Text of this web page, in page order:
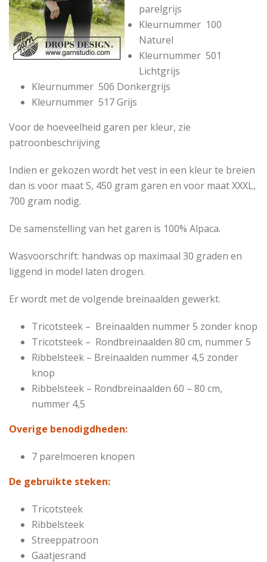
parelgrijs
Kleurnummer 100
Naturel
Kleurnummer 501
Lichtgrijs
Kleurnummer 506 Donkergrijs
Kleurnummer 517 Grijs
Voor de hoeveelheid garen per kleur, zie
patroonbeschrijving
Indien er gekozen wordt het vest in een kleur te breien
dan is voor maat S, 450 gram garen en voor maat XXXL,
700 gram nodig.
De samenstelling van het garen is 100% Alpaca.
Wasvoorschrift: handwas op maximaal 30 graden en
liggend in model laten drogen.
Er wordt met de volgende breinaalden gewerkt.
Tricotsteek – Breinaalden nummer 5 zonder knop
Tricotsteek – Rondbreinaalden 80 cm, nummer 5
Ribbelsteek – Breinaalden nummer 4,5 zonder
knop
Ribbelsteek – Rondbreinaalden 60 – 80 cm,
nummer 4,5
Overige benodigdheden:
7 parelmoeren knopen
De gebruikte steken:
Tricotsteek
Ribbelsteek
Streeppatroon
Gaatjesrand